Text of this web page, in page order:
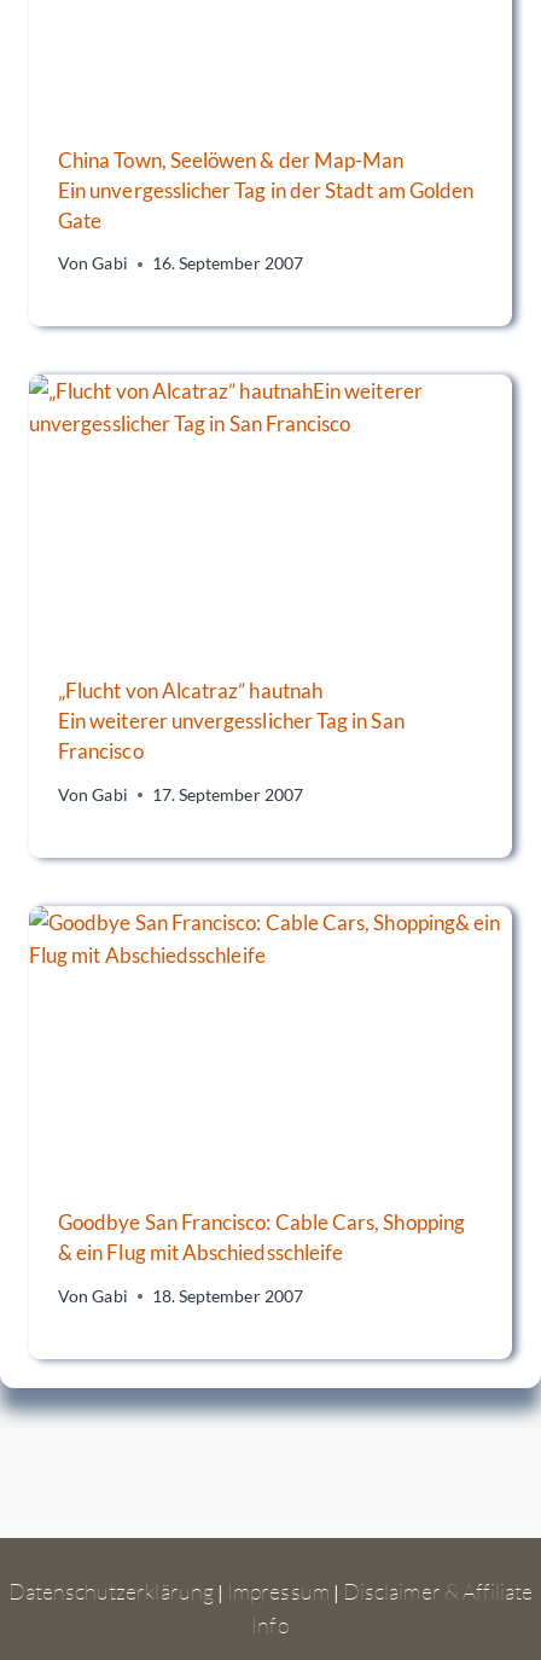
China Town, Seelöwen & der Map-Man
Ein unvergesslicher Tag in der Stadt am Golden
Gate
Von Gabi 16. September 2007
„Flucht von Alcatraz” hautnah
Ein weiterer unvergesslicher Tag in San
Francisco
Von Gabi 17. September 2007
Goodbye San Francisco: Cable Cars, Shopping
& ein Flug mit Abschiedsschleife
Von Gabi 18. September 2007
Datenschutzerklärung | Impressum | Disclaimer & Affiliate
Info